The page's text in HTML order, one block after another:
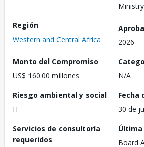
Región
Western and Central Africa
2026
Monto del Compromiso
US$ 160.00 millones
N/A
Riesgo ambiental y social
H
Fecha
30 de
Servicios de consultoría
requeridos
Board